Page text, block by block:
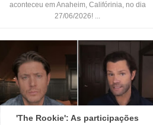
aconteceu em Anaheim, Califórinia, no dia
27/06/2026! ...
'The Rookie': As participações